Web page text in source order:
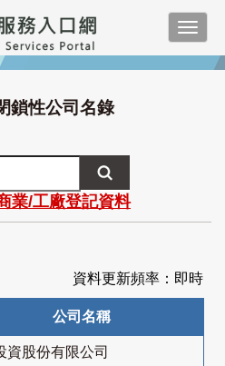
鎖性公司名錄
業/工廠登記資料
資料更新頻率：即時
公司名稱
資股份有限公司